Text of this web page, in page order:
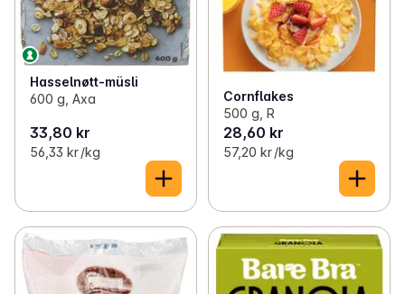
Hasselnøtt-müsli
600 g, Axa
33,80 kr
56,33 kr /kg
Cornflakes
500 g, R
28,60 kr
57,20 kr /kg